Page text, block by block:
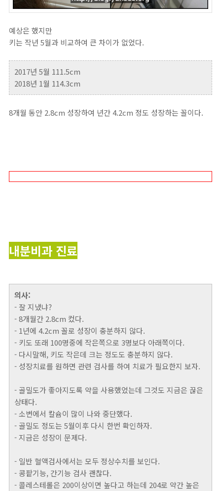
예상은 했지만
키는 작년 5월과 비교하여 큰 차이가 없었다.
2017년 5월 111.5cm
2018년 1월 114.3cm
8개월 동안 2.8cm 성장하여 년간 4.2cm 정도 성장하는 꼴이다.
내분비과 진료
의사:
- 잘 지냈냐?
- 8개월간 2.8cm 컸다.
- 1년에 4.2cm 꼴로 성장이 충분하지 않다.
- 키도 또래 100명중에 작은쪽으로 3명보다 아래쪽이다.
- 다시말해, 키도 작은데 크는 정도도 충분하지 않다.
- 성장치료를 원하면 관련 검사를 하여 치료가 필요한지 보자.
- 골밀도가 좋아지도록 약을 사용했었는데 그것도 지금은 끊은
상태다.
- 소변에서 칼슘이 많이 나와 중단했다.
- 골밀도 정도는 5월이후 다시 한번 확인하자.
- 지금은 성장이 문제다.
- 일반 혈액검사에서는 모두 정상수치를 보인다.
- 콩팥기능, 간기능 검사 괜찮다.
- 콜레스테롤은 200이상이면 높다고 하는데 204로 약간 높은